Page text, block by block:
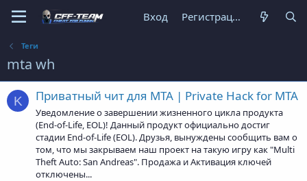
Вход Регистрация
Теги
mta wh
K Приватный чит для MTA | Private Hack for MTA
Уведомление о завершении жизненного цикла продукта
(End-of-Life, EOL)! Данный продукт официально достиг
стадии End-of-Life (EOL). Друзья, вынуждены сообщить вам о
том, что мы закрываем наш проект на такую игру как "Multi
Theft Auto: San Andreas". Продажа и Активация ключей
отключены...